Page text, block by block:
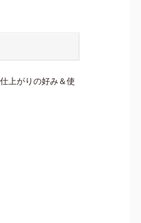
上がりの好み＆使